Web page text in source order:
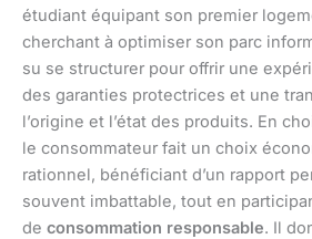
étudiant équipant son premier
cherchant à optimiser son parc
su se structurer pour offrir une
des garanties protectrices et une
l’origine et l’état des produits. En
le consommateur fait un choix
rationnel, bénéficiant d’un rapport
souvent imbattable, tout en
de consommation responsable. Il